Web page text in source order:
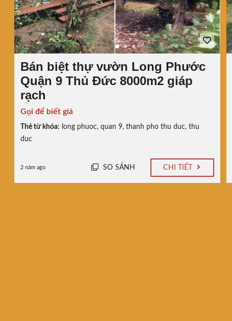
Bán biệt thự vườn Long Phước
Quận 9 Thủ Đức 8000m2 giáp
rạch
Gọi để biết giá
Thẻ từ khóa: long phuoc, quan 9, thanh pho thu duc, thu
duc
2 năm ago SO SÁNH CHI TIẾT